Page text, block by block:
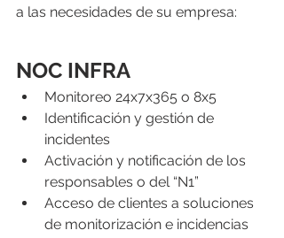
a las necesidades de su empresa:
NOC INFRA
Monitoreo 24x7x365 o 8x5
Identificación y gestión de
incidentes
Activación y notificación de los
responsables o del “N1”
Acceso de clientes a soluciones
de monitorización e incidencias